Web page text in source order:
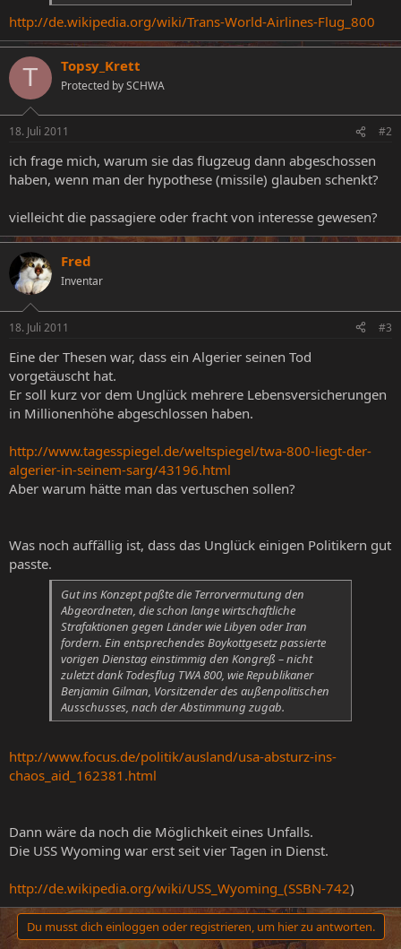
http://de.wikipedia.org/wiki/Trans-World-Airlines-Flug_800
T Topsy_Krett
Protected by SCHWA
18. Juli 2011 #2
ich frage mich, warum sie das flugzeug dann abgeschossen
haben, wenn man der hypothese (missile) glauben schenkt?
vielleicht die passagiere oder fracht von interesse gewesen?
Fred
Inventar
18. Juli 2011 #3
Eine der Thesen war, dass ein Algerier seinen Tod
vorgetäuscht hat.
Er soll kurz vor dem Unglück mehrere Lebensversicherungen
in Millionenhöhe abgeschlossen haben.
http://www.tagesspiegel.de/weltspiegel/twa-800-liegt-der-
algerier-in-seinem-sarg/43196.html
Aber warum hätte man das vertuschen sollen?
Was noch auffällig ist, dass das Unglück einigen Politikern gut
passte.
Gut ins Konzept paßte die Terrorvermutung den
Abgeordneten, die schon lange wirtschaftliche
Strafaktionen gegen Länder wie Libyen oder Iran
fordern. Ein entsprechendes Boykottgesetz passierte
vorigen Dienstag einstimmig den Kongreß – nicht
zuletzt dank Todesflug TWA 800, wie Republikaner
Benjamin Gilman, Vorsitzender des außenpolitischen
Ausschusses, nach der Abstimmung zugab.
http://www.focus.de/politik/ausland/usa-absturz-ins-
chaos_aid_162381.html
Dann wäre da noch die Möglichkeit eines Unfalls.
Die USS Wyoming war erst seit vier Tagen in Dienst.
http://de.wikipedia.org/wiki/USS_Wyoming_(SSBN-742)
Du musst dich einloggen oder registrieren, um hier zu antworten.